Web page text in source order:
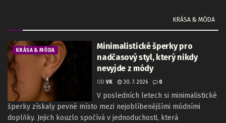
KRÁSA & MÓDA
KRÁSA & MÓDA
Minimalistické šperky pro
nadčasový styl, který nikdy
nevyjde z módy
OD VK 30. 7. 2026 0
V posledních letech si minimalistické
šperky získaly pevné místo mezi nejoblíbenějšími módními
doplňky. Jejich kouzlo spočívá v jednoduchosti, která